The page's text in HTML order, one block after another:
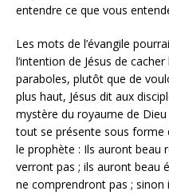
entendre ce que vous
Les mots de l’évangile
l’intention de Jésus de
paraboles, plutôt que de
plus haut, Jésus dit aux
mystère du royaume de
tout se présente sous forme
le prophète : Ils auront beau
verront pas ; ils auront beau
ne comprendront pas ;